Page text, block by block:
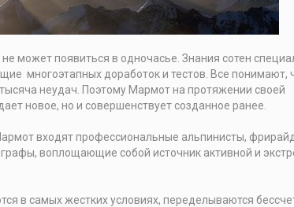
может появиться в одночасье. Знания сотен
многоэтапных доработок и тестов. Все понимают,
неудач. Поэтому Мармот на протяжении своей
новое, но и совершенствует созданное ранее.
входят профессиональные альпинисты,
воплощающие собой источник активной и
в самых жестких условиях, переделываются